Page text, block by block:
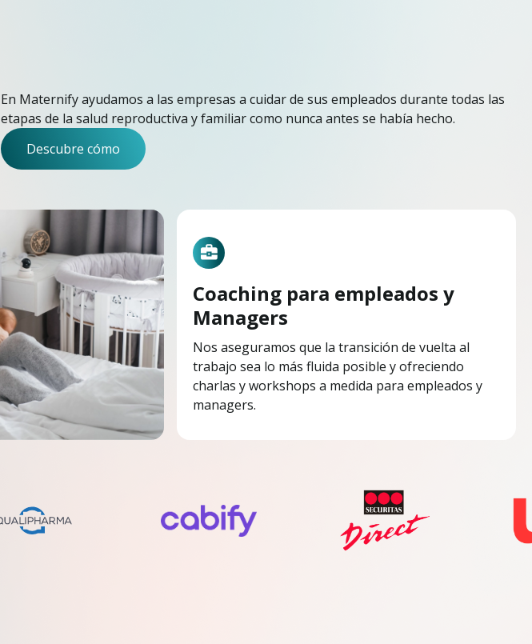
En Maternify ayudamos a las empresas a cuidar de sus empleados durante todas las
etapas de la salud reproductiva y familiar como nunca antes se había hecho.
Descubre cómo
Coaching para empleados y
Managers
Nos aseguramos que la transición de vuelta al
trabajo sea lo más fluida posible y ofreciendo
charlas y workshops a medida para empleados y
managers.